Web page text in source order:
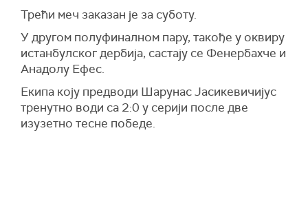
Трећи меч заказан је за суботу.
У другом полуфиналном пару, такође у оквиру
истанбулског дербија, састају се Фенербахче и
Анадолу Ефес.
Екипа коју предводи Шарунас Јасикевичијус
тренутно води са 2:0 у серији после две
изузетно тесне победе.